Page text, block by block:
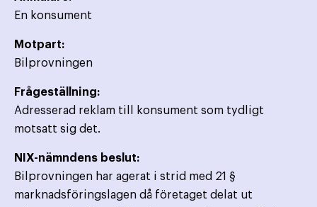
En konsument
Motpart:
Bilprovningen
Frågeställning:
Adresserad reklam till konsument som tydligt
motsatt sig det.
NIX-nämndens beslut:
Bilprovningen har agerat i strid med 21 §
marknadsföringslagen då företaget delat ut